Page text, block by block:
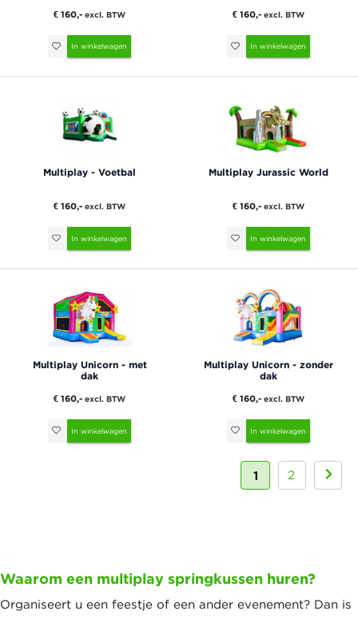
€ 160,- excl. BTW
In winkelwagen
€ 160,- excl. BTW
In winkelwagen
Multiplay - Voetbal
€ 160,- excl. BTW
In winkelwagen
Multiplay Jurassic World
€ 160,- excl. BTW
In winkelwagen
Multiplay Unicorn - met
dak
€ 160,- excl. BTW
In winkelwagen
Multiplay Unicorn - zonder
dak
€ 160,- excl. BTW
In winkelwagen
1 2
Waarom een multiplay springkussen huren?
Organiseert u een feestje of een ander evenement? Dan is